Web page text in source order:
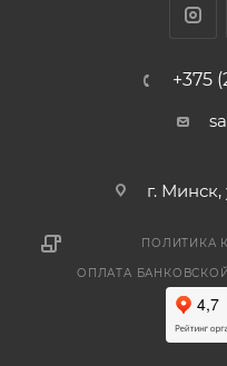
+375
г. Минск,
ПОЛИТИКА
ОПЛАТА